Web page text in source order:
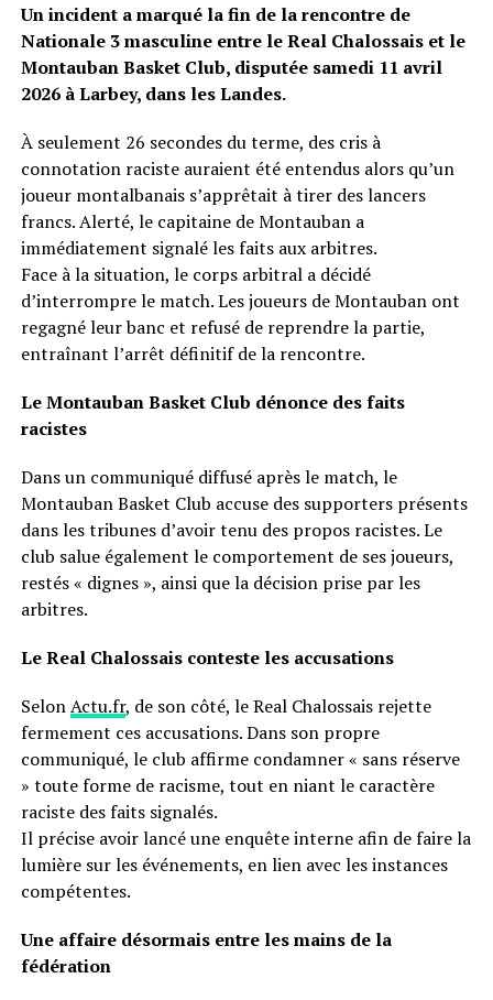
Un incident a marqué la fin de la rencontre de
Nationale 3 masculine entre le Real Chalossais et le
Montauban Basket Club, disputée samedi 11 avril
2026 à Larbey, dans les Landes.
À seulement 26 secondes du terme, des cris à
connotation raciste auraient été entendus alors qu’un
joueur montalbanais s’apprêtait à tirer des lancers
francs. Alerté, le capitaine de Montauban a
immédiatement signalé les faits aux arbitres.
Face à la situation, le corps arbitral a décidé
d’interrompre le match. Les joueurs de Montauban ont
regagné leur banc et refusé de reprendre la partie,
entraînant l’arrêt définitif de la rencontre.
Le Montauban Basket Club dénonce des faits
racistes
Dans un communiqué diffusé après le match, le
Montauban Basket Club accuse des supporters présents
dans les tribunes d’avoir tenu des propos racistes. Le
club salue également le comportement de ses joueurs,
restés « dignes », ainsi que la décision prise par les
arbitres.
Le Real Chalossais conteste les accusations
SelonActu.fr, de son côté, le Real Chalossais rejette
fermement ces accusations. Dans son propre
communiqué, le club affirme condamner « sans réserve
» toute forme de racisme, tout en niant le caractère
raciste des faits signalés.
Il précise avoir lancé une enquête interne afin de faire la
lumière sur les événements, en lien avec les instances
compétentes.
Une affaire désormais entre les mains de la
fédération